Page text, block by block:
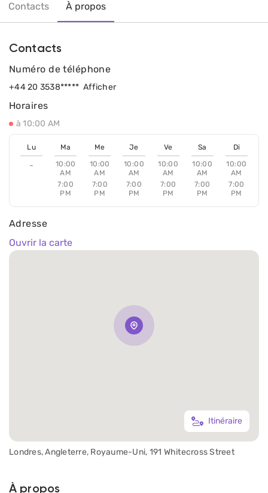
Contacts À propos
Contacts
Itinéraire
Londres, Angleterre, Royaume-Uni, 191 Whitecross Street
Adresse
Ouvrir la carte
Horaires
à 10:00 AM
Lu
-
Ma
10:00
AM
7:00
PM
Me
10:00
AM
7:00
PM
Je
10:00
AM
7:00
PM
Ve
10:00
AM
7:00
PM
Sa
10:00
AM
7:00
PM
Di
10:00
AM
7:00
PM
Numéro de téléphone
+44 20 3538***** Afficher
À propos